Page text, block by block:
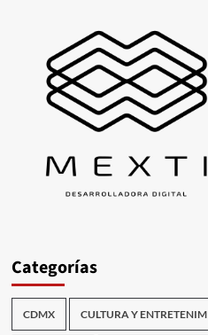
Categorías
CDMX CULTURA Y